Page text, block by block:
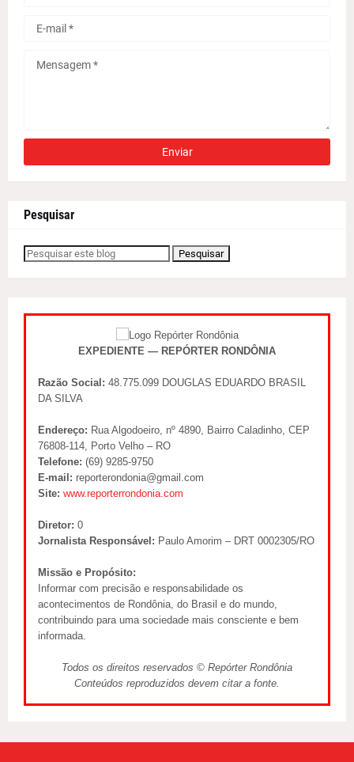
Pesquisar
EXPEDIENTE — REPÓRTER RONDÔNIA
Razão Social: 48.775.099 DOUGLAS EDUARDO BRASIL
DA SILVA
Endereço: Rua Algodoeiro, nº 4890, Bairro Caladinho, CEP
76808-114, Porto Velho – RO
Telefone: (69) 9285-9750
E-mail: reporterondonia@gmail.com
Site: www.reporterrondonia.com
Diretor: 0
Jornalista Responsável: Paulo Amorim – DRT 0002305/RO
Missão e Propósito:
Informar com precisão e responsabilidade os
acontecimentos de Rondônia, do Brasil e do mundo,
contribuindo para uma sociedade mais consciente e bem
informada.
Todos os direitos reservados © Repórter Rondônia
Conteúdos reproduzidos devem citar a fonte.